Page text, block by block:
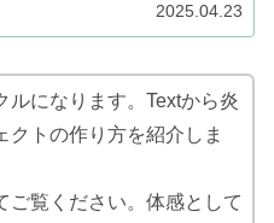
2025.04.23
ルになります。Textから炎
クトの作り方を紹介しま
ご覧ください。体感として